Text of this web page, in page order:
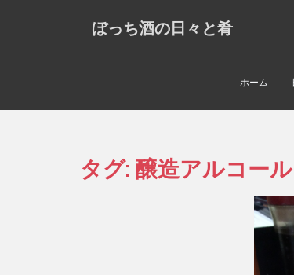
ぼっち酒の日々と肴
ホーム
タグ: 醸造アルコール